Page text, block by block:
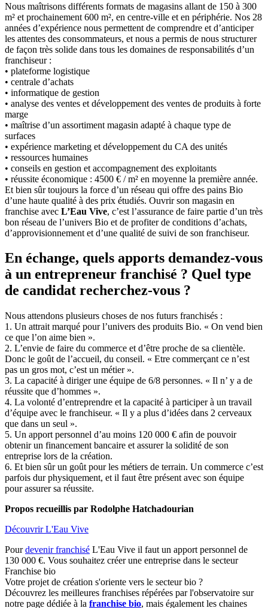
Nous maîtrisons différents formats de magasins allant de 150 à 300
m² et prochainement 600 m², en centre-ville et en périphérie. Nos 28
années d’expérience nous permettent de comprendre et d’anticiper
les attentes des consommateurs, et nous a permis de nous structurer
de façon très solide dans tous les domaines de responsabilités d’un
franchiseur :
• plateforme logistique
• centrale d’achats
• informatique de gestion
• analyse des ventes et développement des ventes de produits à forte
marge
• maîtrise d’un assortiment magasin adapté à chaque type de
surfaces
• expérience marketing et développement du CA des unités
• ressources humaines
• conseils en gestion et accompagnement des exploitants
• réussite économique : 4500 € / m² en moyenne la première année.
Et bien sûr toujours la force d’un réseau qui offre des pains Bio
d’une haute qualité à des prix étudiés. Ouvrir son magasin en
franchise avec L’Eau Vive, c’est l’assurance de faire partie d’un très
bon réseau de l’univers Bio et de profiter de conditions d’achats,
d’approvisionnement et d’une qualité de suivi de son franchiseur.
En échange, quels apports demandez-vous
à un entrepreneur franchisé ? Quel type
de candidat recherchez-vous ?
Nous attendons plusieurs choses de nos futurs franchisés :
1. Un attrait marqué pour l’univers des produits Bio. « On vend bien
ce que l’on aime bien ».
2. L’envie de faire du commerce et d’être proche de sa clientèle.
Donc le goût de l’accueil, du conseil. « Etre commerçant ce n’est
pas un gros mot, c’est un métier ».
3. La capacité à diriger une équipe de 6/8 personnes. « Il n’ y a de
réussite que d’hommes ».
4. La volonté d’entreprendre et la capacité à participer à un travail
d’équipe avec le franchiseur. « Il y a plus d’idées dans 2 cerveaux
que dans un seul ».
5. Un apport personnel d’au moins 120 000 € afin de pouvoir
obtenir un financement bancaire et assurer la solidité de son
entreprise lors de la création.
6. Et bien sûr un goût pour les métiers de terrain. Un commerce c’est
parfois dur physiquement, et il faut être présent avec son équipe
pour assurer sa réussite.
Propos recueillis par Rodolphe Hatchadourian
Découvrir L'Eau Vive
Pourdevenir franchisé L'Eau Vive il faut un apport personnel de
130 000 €. Vous souhaitez créer une entreprise dans le secteur
Franchise bio
Votre projet de création s'oriente vers le secteur bio ?
Découvrez les meilleures franchises répérées par l'observatoire sur
notre page dédiée à la franchise bio, mais également les chaines